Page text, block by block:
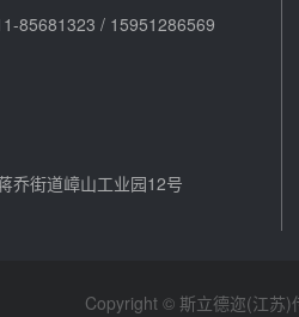
85681323 / 15951286569
乔街道嶂山工业园12号
Copyright © 斯立德迩(江苏)